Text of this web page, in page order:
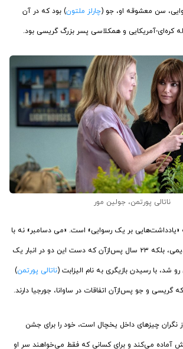
سن معشوقه او، جو (چارلز ملتون) بود که در آن
ناتالی پورتمن، جولین مور
«یادداشت‌هایی بر یک رسوایی» است. «می دسامبر» نه با
هیچ‌کدام از این اخبار قدیمی، بلکه ۲۳ سال پس‌ازآن که دست این دو در انبار یک
شد، با رسیدن بازیگری به نام الیزابت (ناتالی پورتمن)
گریسی و جو پس‌ازآن اتفاقات در ساوانا، جورجیا دارند.
نگران چیزهای داخل یخچال است، خود را برای جشن
آماده می‌کند و برای کسانی که فقط می‌خواهند سر او